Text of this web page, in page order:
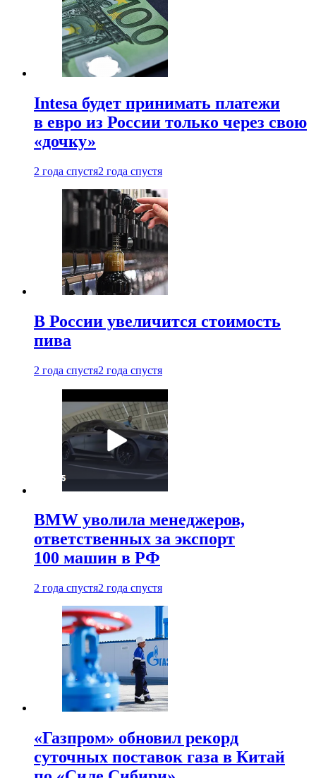
Intesa будет принимать платежи
в евро из России только через свою
«дочку»
2 года спустя2 года спустя
В России увеличится стоимость
пива
2 года спустя2 года спустя
BMW уволила менеджеров,
ответственных за экспорт
100 машин в РФ
2 года спустя2 года спустя
«Газпром» обновил рекорд
суточных поставок газа в Китай